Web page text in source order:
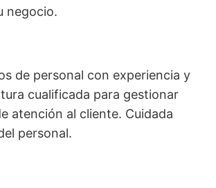
negocio.
de personal con experiencia y
cualificada para gestionar
atención al cliente. Cuidada
personal.